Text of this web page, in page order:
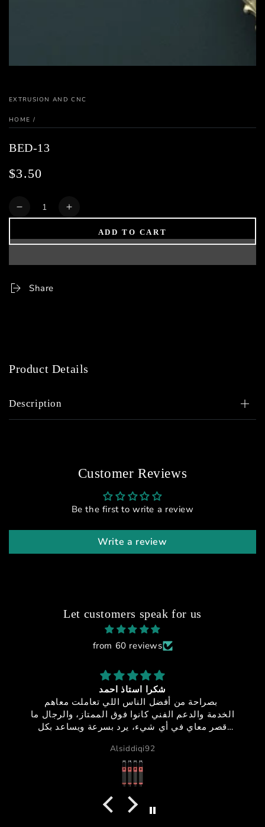
EXTRUSION AND CNC
HOME /
BED-13
Regular
$3.50
Quantity
Decrease
for
Increase
for
ADD TO CART
Share
Product Details
Description
Customer Reviews
Be the first to write a review
Write a review
Let customers speak for us
from 60 reviews
شكرا استاذ احمد
الخدمة والدعم الفني كانوا فوق الممتاز، والرجال ما
قصر معاي في أي شيء، يرد بسرعة ويساعد بكل
الجودة ممتازة، الحركة قوية ٫ الالوان جميلة ، وكل شيء
نادراً تحصل شخص يجمع بين الأخلاق، الدعم القوي،
والمنتج الممتاز بنفس الوقت، لكن هذا الشخص فعلاً
Alsiddiqi92